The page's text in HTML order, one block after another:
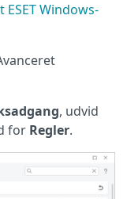
Windows-
, udvid
for Regler.